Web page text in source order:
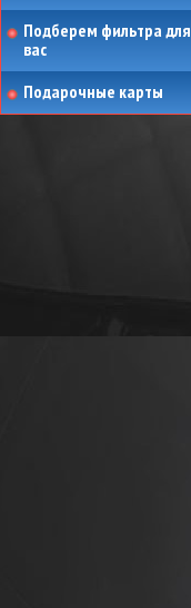
Подберем фильтра для
вас
Подарочные карты